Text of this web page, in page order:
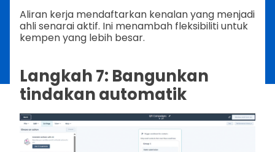
Aliran kerja mendaftarkan kenalan yang menjadi
ahli senarai aktif. Ini menambah fleksibiliti untuk
kempen yang lebih besar.
Langkah 7: Bangunkan
tindakan automatik